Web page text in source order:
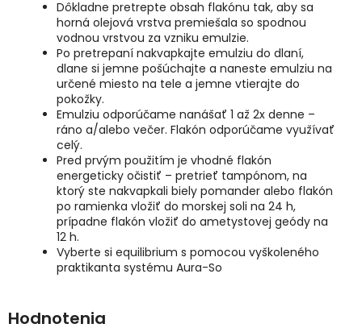
Dôkladne pretrepte obsah flakónu tak, aby sa
horná olejová vrstva premiešala so spodnou
vodnou vrstvou za vzniku emulzie.
Po pretrepaní nakvapkajte emulziu do dlaní,
dlane si jemne pošúchajte a naneste emulziu na
určené miesto na tele a jemne vtierajte do
pokožky.
Emulziu odporúčame nanášať 1 až 2x denne –
ráno a/alebo večer. Flakón odporúčame využívať
celý.
Pred prvým použitím je vhodné flakón
energeticky očistiť – pretrieť tampónom, na
ktorý ste nakvapkali biely pomander alebo flakón
po ramienka vložiť do morskej soli na 24 h,
prípadne flakón vložiť do ametystovej geódy na
12 h.
Vyberte si equilibrium s pomocou vyškoleného
praktikanta systému Aura-So